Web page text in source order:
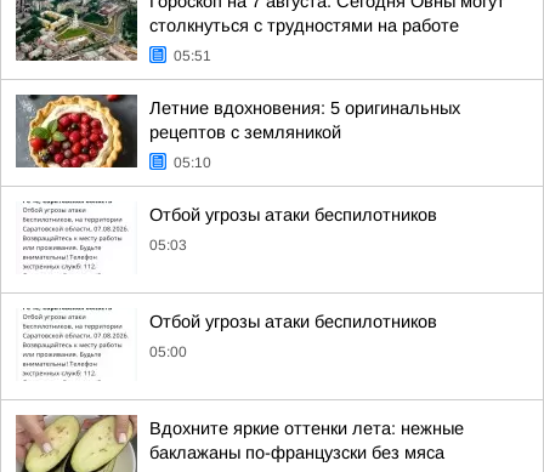
столкнуться с трудностями на работе
05:51
Летние вдохновения: 5 оригинальных
рецептов с земляникой
05:10
Отбой угрозы атаки беспилотников
05:03
Отбой угрозы атаки беспилотников
05:00
Вдохните яркие оттенки лета: нежные
баклажаны по-французски без мяса